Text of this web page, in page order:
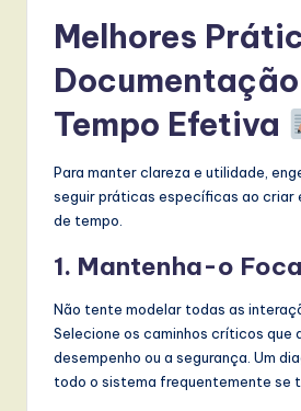
Melhores
Tempo Efetiva
Para manter clareza e utilidade,
seguir práticas específicas ao criar
de tempo.
1. Mantenha-o
Não tente modelar todas as
Selecione os caminhos críticos que
desempenho ou a segurança. Um
todo o sistema frequentemente se